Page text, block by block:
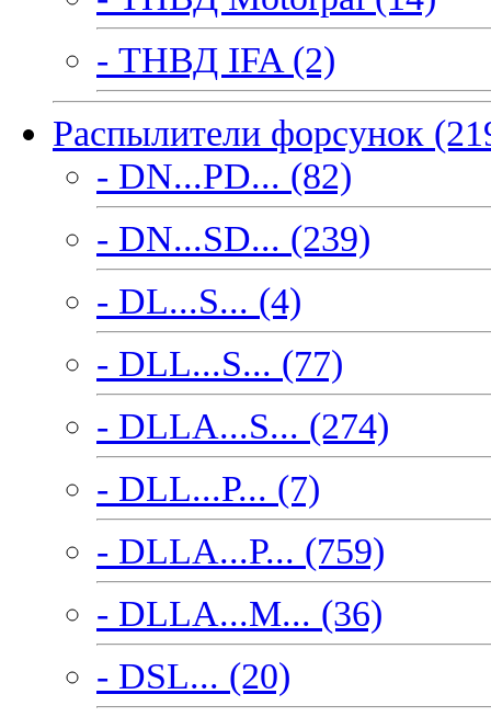
- ТНВД IFA (2)
Распылители форсунок
- DN...PD... (82)
- DN...SD... (239)
- DL...S... (4)
- DLL...S... (77)
- DLLA...S... (274)
- DLL...P... (7)
- DLLA...P... (759)
- DLLA...M... (36)
- DSL... (20)